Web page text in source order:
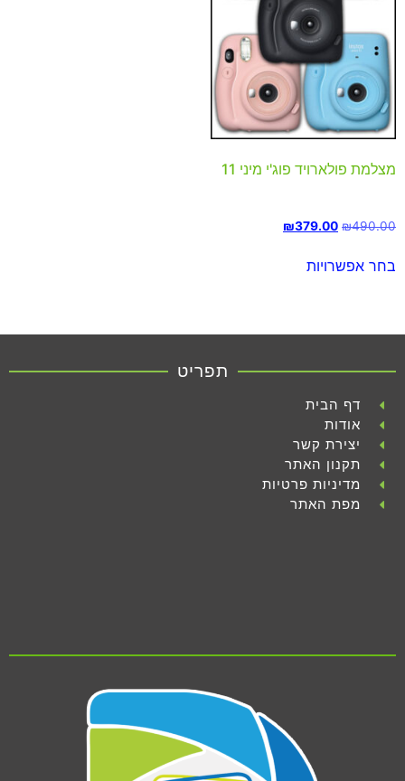
מצלמת פולארויד פוג'י מיני 11
₪490.00
₪379.00
בחר אפשרויות
תפריט
דף הבית
אודות
יצירת קשר
תקנון האתר
מדיניות פרטיות
מפת האתר